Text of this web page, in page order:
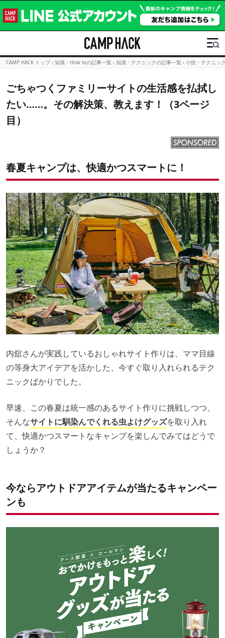
CAMP HACK トップ › 知識・How toの記事一覧 › 知識・テクニックの記事一覧 › 小技・テクニッ
ごちゃつくファミリーサイトの生活感を払拭し
たい……。その解決策、教えます！（3ページ
目）
春夏キャンプは、快適かつスマートに！
内舘さんが実践しているおしゃれサイト作りは、ママ目線
の等身大アイデアを活かした、今すぐ取り入れられるテク
ニックばかりでした。
早速、この春夏は統一感のあるサイト作りに挑戦しつつ、
そんなサイトに馴染んでくれる虫よけグッズを取り入れ
て、快適かつスマートなキャンプを楽しんでみてはどうで
しょうか？
今ならアウトドアアイテムが当たるキャンペー
ンも